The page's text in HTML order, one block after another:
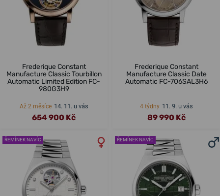
Frederique Constant
Manufacture Classic Tourbillon
Automatic Limited Edition FC-
980G3H9
Až 2 měsíce 14. 11. u vás
654 900 Kč
Frederique Constant
Manufacture Classic Date
Automatic FC-706SAL3H6
4 týdny 11. 9. u vás
89 990 Kč
ŘEMÍNEK NAVÍC ŘEMÍNEK NAVÍC